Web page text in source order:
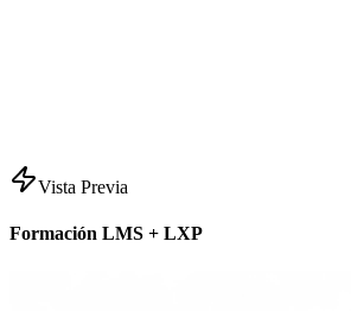
Vista Previa
Formación LMS + LXP